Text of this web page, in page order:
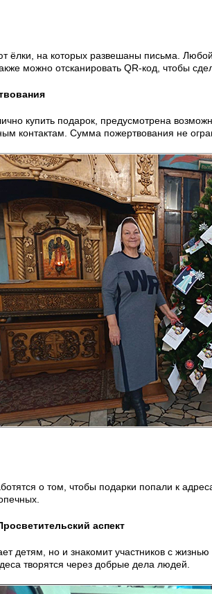
ёлки, на которых развешаны письма.
можно отсканировать QR-код, чтобы
купить подарок, предусмотрена
контактам. Сумма пожертвования не
о том, чтобы подарки попали к
аспект
детям, но и знакомит участников с
творятся через добрые дела людей.